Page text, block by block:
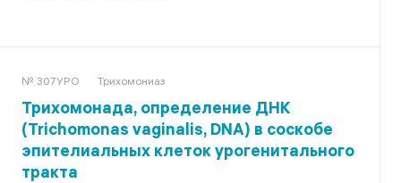
№ 307УРО Трихомониаз
Трихомонада, определение ДНК
(Trichomonas vaginalis, DNA) в соскобе
эпителиальных клеток урогенитального
тракта